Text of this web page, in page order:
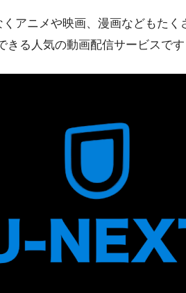
アニメや映画、漫画などもたく
きる人気の動画配信サービスです